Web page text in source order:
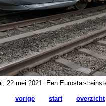
22 mei 2021. Een Eurostar-
vorige start overzicht